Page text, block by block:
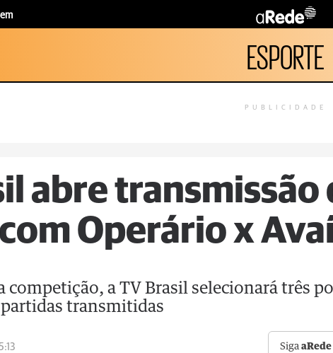
ESPORTE
PUBLICIDADE
abre transmissão
Operário x
competição, a TV Brasil selecionará três
transmitidas
SigaaRede